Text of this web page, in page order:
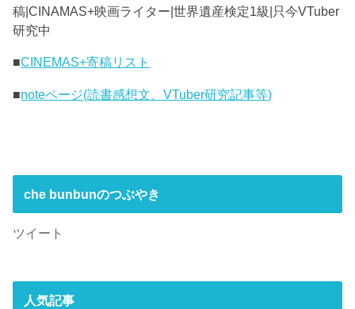
稿|CINAMAS+映画ライター|世界遺産検定1級|只今VTuber
研究中
■CINEMAS+寄稿リスト
■noteページ(読書感想文、VTuber研究記事等)
che bunbunのつぶやき
ツイート
人気記事